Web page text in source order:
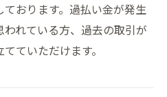
おります。過払い金が発生
れている方、過去の取引が
ていただけます。